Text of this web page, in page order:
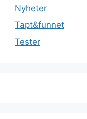
Nyheter
Tapt&funnet
Tester